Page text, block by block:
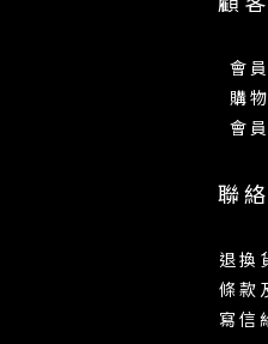
會
購
會
聯
退 換
條 款
寫 信